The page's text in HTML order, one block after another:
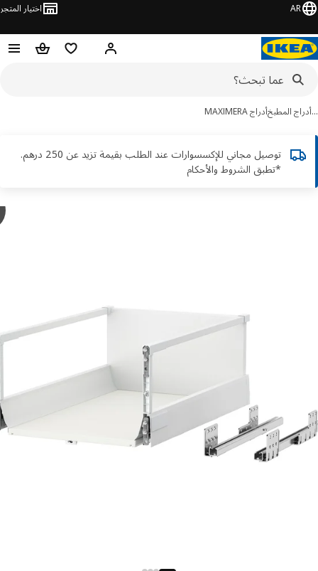
AR اختيار المتجر
مرحباً! تسجيل الدخول أو
قائمة التسوقسلة التسوق
المطبخأدراج MAXIMERA
توصيل مجاني للإكسسوارات عند الطلب بقيمة تزيد عن 250 درهم.
*تطبق الشروط والأحكام